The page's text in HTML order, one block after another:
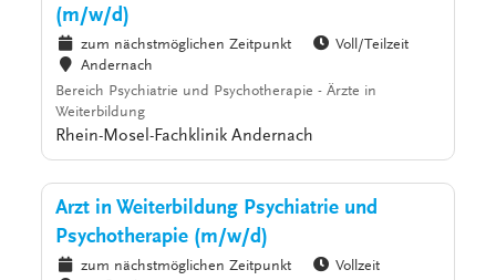
(m/w/d)
zum nächstmöglichen Zeitpunkt
Voll/Teilzeit
Andernach
Bereich Psychiatrie und Psychotherapie - Ärzte in
Weiterbildung
Rhein-Mosel-Fachklinik Andernach
Arzt in Weiterbildung Psychiatrie und
Psychotherapie (m/w/d)
zum nächstmöglichen Zeitpunkt
Vollzeit